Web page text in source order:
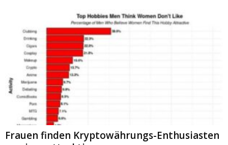
Frauen finden Kryptowährungs-Enthusiasten